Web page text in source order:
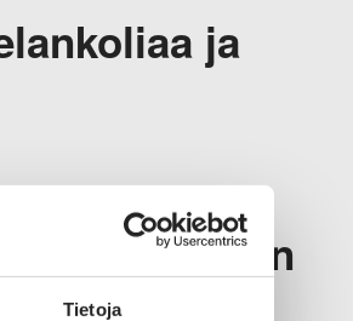
Tietoja
ja
– Finn
33 brändin